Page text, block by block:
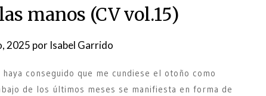
manos (CV vol.15)
2025 por Isabel Garrido
conseguido que me cundiese el otoño como
de los últimos meses se manifiesta en forma de